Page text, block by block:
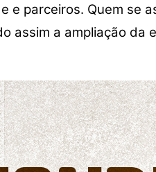
parceiros. Quem se
assim a ampliação da